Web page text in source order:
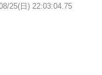
25(日) 22:03:04.75